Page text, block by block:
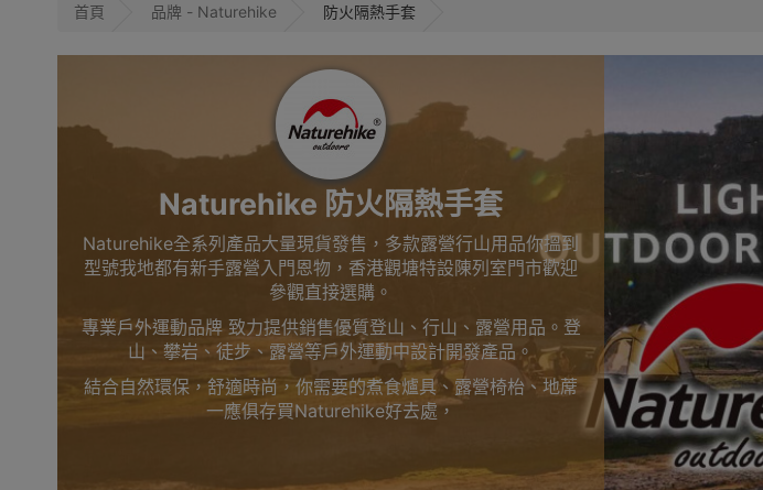
首頁 品牌 - Naturehike 防火隔熱手套
Naturehike 防火隔熱手套
Naturehike全系列產品大量現貨發售，多款露營行山用品你搵到
型號我地都有新手露營入門恩物，香港觀塘特設陳列室門市歡迎
參觀直接選購。
專業戶外運動品牌 致力提供銷售優質登山、行山、露營用品。登
山、攀岩、徒步、露營等戶外運動中設計開發產品。
結合自然環保，舒適時尚，你需要的煮食爐具、露營椅枱、地蓆
一應俱存買Naturehike好去處，
觀塘陳列室門市選購